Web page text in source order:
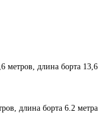
метров, длина борта 13,6
длина борта 6.2 метра